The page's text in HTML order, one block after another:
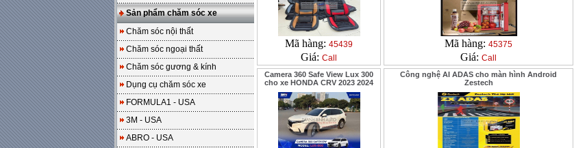
Sản phẩm chăm sóc xe
Chăm sóc nội thất
Chăm sóc ngoại thất
Chăm sóc gương & kính
Dụng cụ chăm sóc xe
FORMULA1 - USA
3M - USA
ABRO - USA
Mã hàng: 45439
Giá: Call
Mã hàng: 45375
Giá: Call
Camera 360 Safe View Lux 300
cho xe HONDA CRV 2023 2024
Công nghệ AI ADAS cho màn hình Android
Zestech